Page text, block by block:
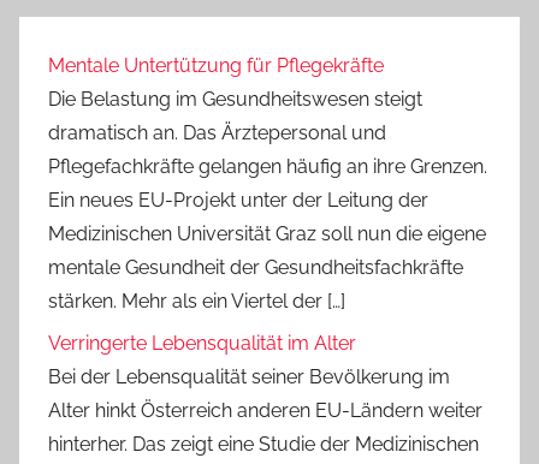
Mentale Untertützung für Pflegekräfte
Die Belastung im Gesundheitswesen steigt
dramatisch an. Das Ärztepersonal und
Pflegefachkräfte gelangen häufig an ihre Grenzen.
Ein neues EU-Projekt unter der Leitung der
Medizinischen Universität Graz soll nun die eigene
mentale Gesundheit der Gesundheitsfachkräfte
stärken. Mehr als ein Viertel der […]
Verringerte Lebensqualität im Alter
Bei der Lebensqualität seiner Bevölkerung im
Alter hinkt Österreich anderen EU-Ländern weiter
hinterher. Das zeigt eine Studie der Medizinischen